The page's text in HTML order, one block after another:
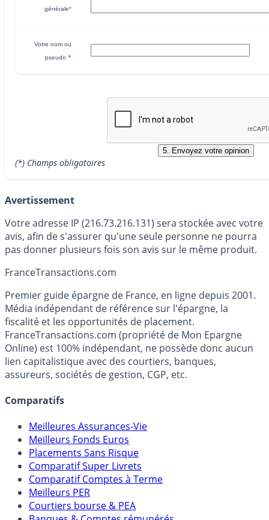
générale*
Votre nom ou
pseudo *
(*) Champs obligatoires
Avertissement
Votre adresse IP (216.73.216.131) sera stockée avec votre
avis, afin de s'assurer qu'une seule personne ne pourra
pas donner plusieurs fois son avis sur le même produit.
FranceTransactions.com
Premier guide épargne de France, en ligne depuis 2001.
Média indépendant de référence sur l'épargne, la
fiscalité et les opportunités de placement.
FranceTransactions.com (propriété de Mon Epargne
Online) est 100% indépendant, ne possède donc aucun
lien capitalistique avec des courtiers, banques,
assureurs, sociétés de gestion, CGP, etc.
Comparatifs
Meilleures Assurances-Vie
Meilleurs Fonds Euros
Placements Sans Risque
Comparatif Super Livrets
Comparatif Comptes à Terme
Meilleurs PER
Courtiers bourse & PEA